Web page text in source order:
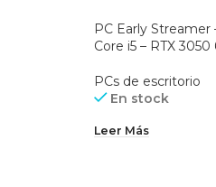
PC Early Streamer
Core i5 – RTX 3050
PCs de escritorio
En stock
Leer Más